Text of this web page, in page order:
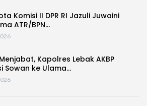
Komisi II DPR RI Jazuli Juwaini
ATR/BPN…
Kapolres Lebak AKBP
Sowan ke Ulama…